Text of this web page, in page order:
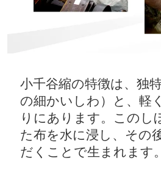
小千谷縮の特徴は、独
の細かいしわ）と、軽
りにあります。このし
た布を水に浸し、その
だくことで生まれます。